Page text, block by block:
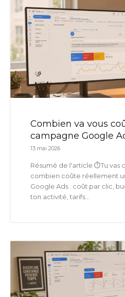
Combien va vous
campagne Google
13 mai 2026
Résumé de l'article ⏱️Tu vas
combien coûte réellement
Google Ads : coût par clic,
ton activité, tarifs...